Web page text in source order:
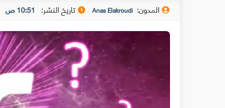
المدون: Anas Elakroudi تاريخ النشر: 10:51 ص